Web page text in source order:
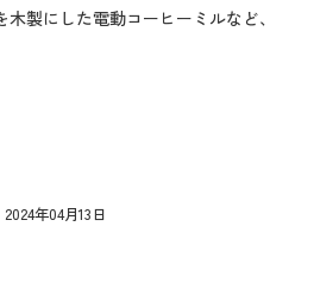
製にした電動コーヒーミルなど、
2024年04月13日